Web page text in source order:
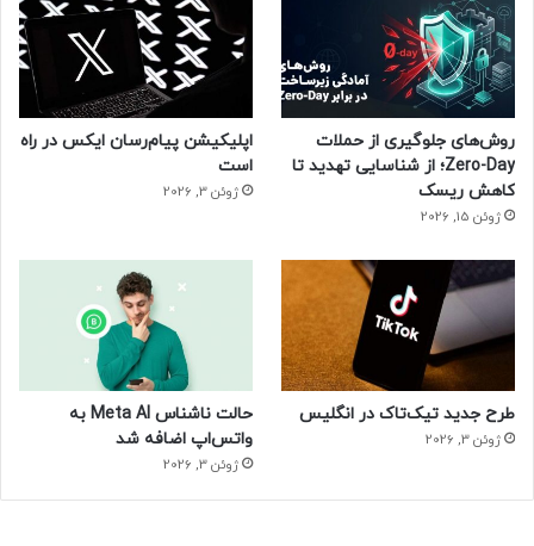
روش‌های جلوگیری از حملات
Zero-Day؛ از شناسایی تهدید تا
کاهش ریسک
ژوئن 15, 2026
اپلیکیشن پیام‌رسان ایکس در راه
است
ژوئن 3, 2026
طرح جدید تیک‌تاک در انگلیس
ژوئن 3, 2026
حالت ناشناس Meta AI به
واتس‌اپ اضافه شد
ژوئن 3, 2026